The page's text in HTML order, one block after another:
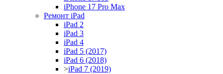
iPhone 17 Pro Max
Ремонт iPad
iPad 2
iPad 3
iPad 4
iPad 5 (2017)
iPad 6 (2018)
>iPad 7 (2019)